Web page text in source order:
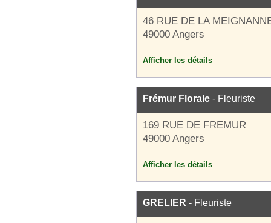
46 RUE DE LA
49000 Angers
Afficher les détails
Frémur Florale - Fleuriste
169 RUE DE FREMUR
49000 Angers
Afficher les détails
GRELIER - Fleuriste